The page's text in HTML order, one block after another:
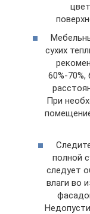
сухих
60%-
При
полной
следует
влаги во